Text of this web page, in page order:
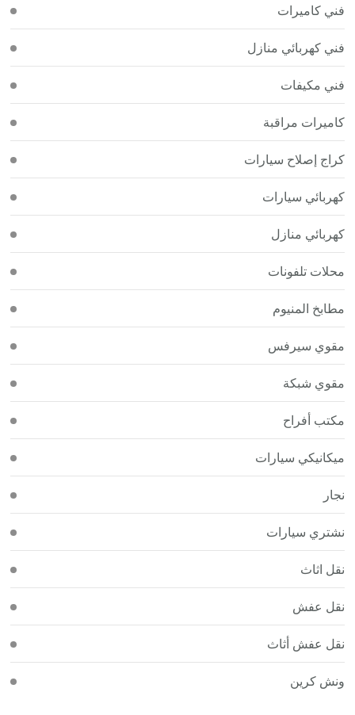
فني كاميرات
فني كهربائي منازل
فني مكيفات
كاميرات مراقبة
كراج إصلاح سيارات
كهربائي سيارات
كهربائي منازل
محلات تلفونات
مطابخ المنيوم
مقوي سيرفس
مقوي شبكة
مكتب أفراح
ميكانيكي سيارات
نجار
نشتري سيارات
نقل اثاث
نقل عفش
نقل عفش أثاث
ونش كرين